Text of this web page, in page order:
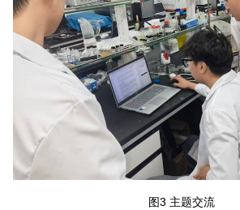
图3 主题交流